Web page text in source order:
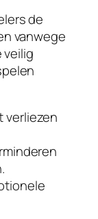
de
vanwege
veilig
verliezen